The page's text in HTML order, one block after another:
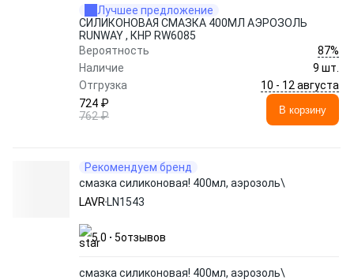
Лучшее предложение
СИЛИКОНОВАЯ СМАЗКА 400МЛ АЭРОЗОЛЬ
RUNWAY , КНР RW6085
Вероятность
87%
Наличие
9 шт.
Отгрузка
10 - 12 августа
724 ₽
762 ₽
В корзину
Рекомендуем бренд
смазка силиконовая! 400мл, аэрозоль\
LAVR LN1543
5.0 5отзывов
смазка силиконовая! 400мл, аэрозоль\